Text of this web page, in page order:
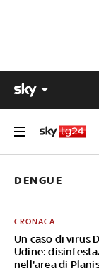
DENGUE
Un caso di virus
Udine:
nell'area di
CRONACA